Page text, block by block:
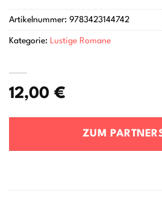
12,00 €
ZUM
Artikelnummer: 9783423144742
Kategorie: Lustige Romane